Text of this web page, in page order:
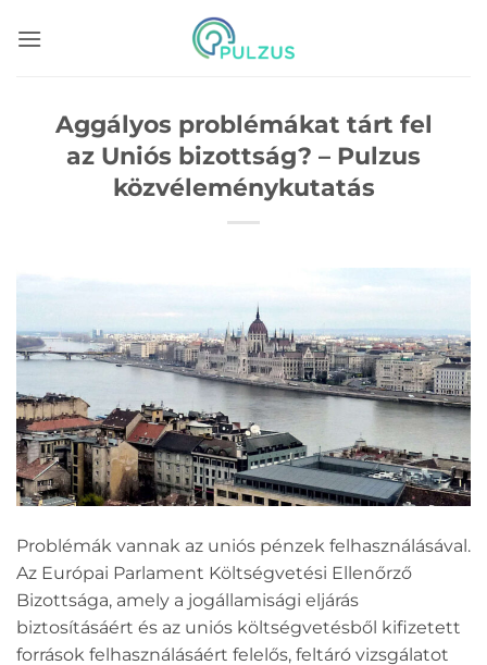
Aggályos problémákat tárt fel
az Uniós bizottság? – Pulzus
közvéleménykutatás
Problémák vannak az uniós pénzek felhasználásával.
Az Európai Parlament Költségvetési Ellenőrző
Bizottsága, amely a jogállamisági eljárás
biztosításáért és az uniós költségvetésből kifizetett
források felhasználásáért felelős, feltáró vizsgálatot